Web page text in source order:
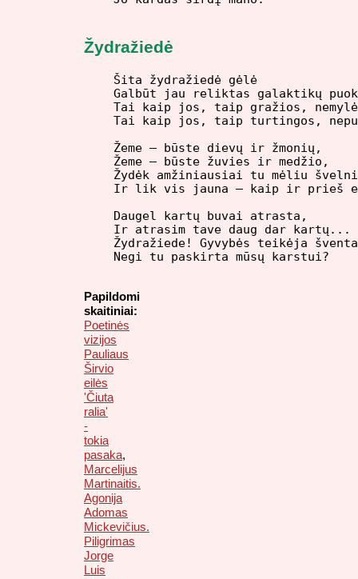
Žydražiedė
Šita žydražiedė gėlė
Galbūt jau reliktas galaktikų
Tai kaip jos, taip gražios,
Tai kaip jos, taip turtingos,
Žeme – būste dievų ir žmonių,
Žeme – būste žuvies ir medžio,
Žydėk amžiniausiai tu mėliu
Ir lik vis jauna – kaip ir prieš
Daugel kartų buvai atrasta,
Ir atrasim tave daug dar kartų...
Žydražiede! Gyvybės teikėja
Papildomi
skaitiniai:
Poetinės
vizijos
Pauliaus
Širvio
eilės
'Čiuta
ralia'
-
tokia
pasaka,
Marcelijus
Martinaitis.
Agonija
Adomas
Mickevičius.
Piligrimas
Jorge
Luis